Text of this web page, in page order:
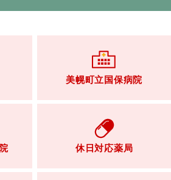
美幌町立国保病院
休日対応薬局